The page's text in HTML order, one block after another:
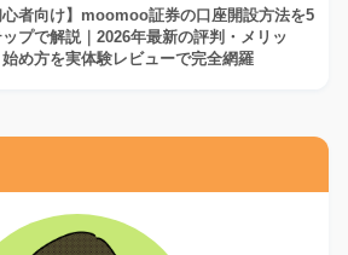
心者向け】moomoo証券の口座開設方法を5
ップで解説｜2026年最新の評判・メリッ
始め方を実体験レビューで完全網羅